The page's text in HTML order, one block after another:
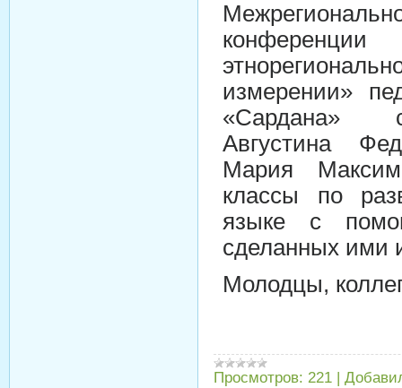
измерении»
«Сардана»
Августина
Мария
классы по
языке с
сделанных ими
Молодцы,
Просмотров: 221 |